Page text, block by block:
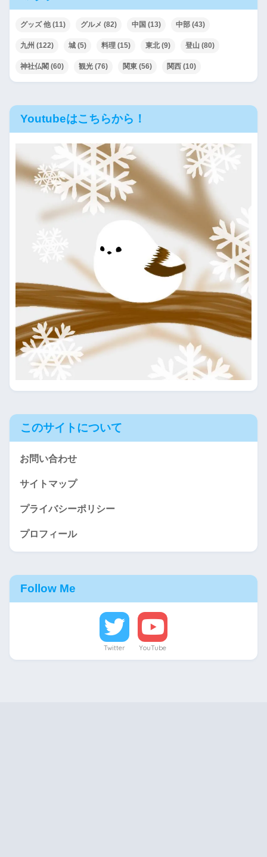
グッズ 他(11) グルメ (82) 中国 (13) 中部 (43)
九州 (122) 城 (5) 料理 (15) 東北(9) 登山 (80)
神社仏閣 (60) 観光 (76) 関東 (56) 関西 (10)
Youtubeはこちらから！
このサイトについて
お問い合わせ
サイトマップ
プライバシーポリシー
プロフィール
Follow Me
Twitter YouTube